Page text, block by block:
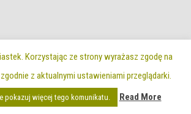
Korzystając ze strony wyrażasz zgodę na
z aktualnymi ustawieniami przeglądarki.
pokazuj więcej tego komunikatu. Read More